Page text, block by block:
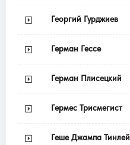
Георгий Гурджиев
Герман Гессе
Герман Плисецкий
Гермес Трисмегист
Геше Джампа Тинлей